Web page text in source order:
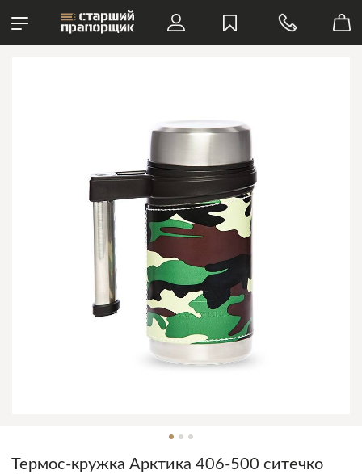
Термос-кружка Арктика 406-500 ситечко